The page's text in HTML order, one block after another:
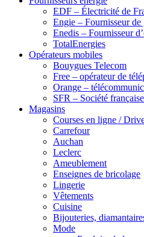
EDF – Électricité de
Engie – Fournisseur de
Enedis – Fournisseur
TotalEnergies
Opérateurs mobiles
Bouygues Telecom
Free – opérateur de
Orange –
SFR – Société
Magasins
Courses en ligne /
Carrefour
Auchan
Leclerc
Ameublement
Enseignes de bricolage
Lingerie
Vêtements
Cuisine
Bijouteries,
Mode